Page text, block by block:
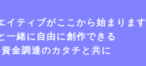
イティブがここから始まります
一緒に自由に創作できる
金調達のカタチと共に